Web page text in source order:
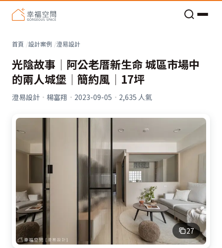
首頁 設計案例 澄易設計
光陰故事│阿公老厝新生命 城區市場中
的兩人城堡│簡約風│17坪
澄易設計 · 楊富翔 · 2023-09-05 · 2,635 人氣
27